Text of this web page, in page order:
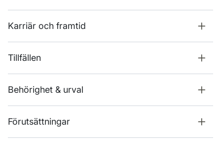
Karriär och framtid
Tillfällen
Behörighet & urval
Förutsättningar